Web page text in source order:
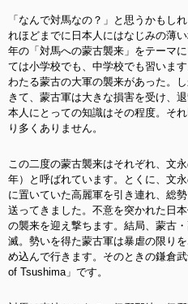
「なんで対馬なの？」と思うかもし
れほどまでに日本人にはなじみの薄
年の「対馬への蒙古襲来」をテーマ
ては小学校でも、中学校でも習いま
わたる蒙古の大軍の襲来があった。
きて、蒙古軍は大きな損害を受け、
本人にとっての知識はその程度。そ
り多くありません。
この二度の蒙古襲来はそれぞれ、文
年）と呼ばれています。とくに、文
に置いていた高麗軍を引き連れ、総
送ってきました。不意を突かれた日
の襲来を迎え撃ちます。結局、蒙古
滅。勢いを得た蒙古軍は暴虐の限り
め込んで行きます。そのときの鎌倉
of Tsushima」です。